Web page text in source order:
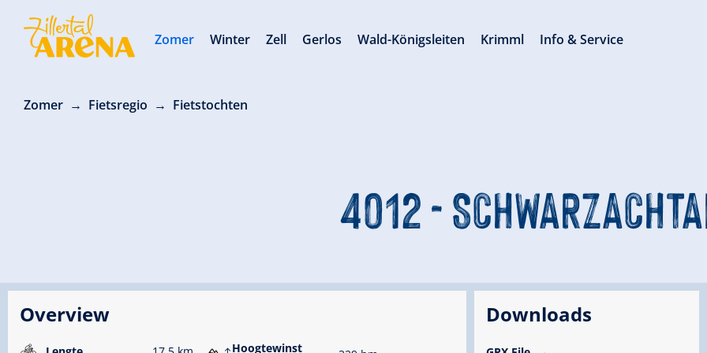
Zomer Fietsregio Fietstochten
4012 -
Overview
Hoogtewinst
Downloads
Zomer Winter Zell Gerlos Wald-Königsleiten Krimml Info & Service